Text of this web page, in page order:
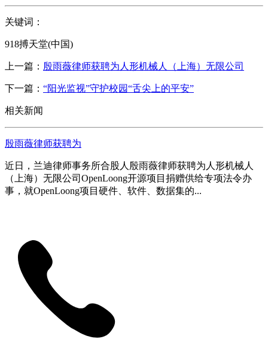
关键词：
918搏天堂(中国)
上一篇： 殷雨薇律师获聘为人形机械人（上海）无限公司
下一篇： “阳光监视”守护校园“舌尖上的平安”
相关新闻
殷雨薇律师获聘为
近日，兰迪律师事务所合股人殷雨薇律师获聘为人形机械人
（上海）无限公司OpenLoong开源项目捐赠供给专项法令办
事，就OpenLoong项目硬件、软件、数据集的...